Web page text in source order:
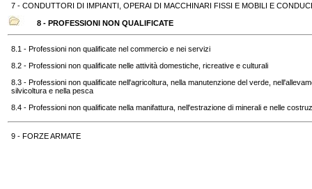
7 - CONDUTTORI DI IMPIANTI, OPERAI DI MACCHINARI FISSI E MOBILI E
8 - PROFESSIONI NON QUALIFICATE
8.1 - Professioni non qualificate nel commercio e nei servizi
8.2 - Professioni non qualificate nelle attività domestiche, ricreative e culturali
8.3 - Professioni non qualificate nell'agricoltura, nella manutenzione del verde,
silvicoltura e nella pesca
8.4 - Professioni non qualificate nella manifattura, nell'estrazione di minerali e nelle
9 - FORZE ARMATE